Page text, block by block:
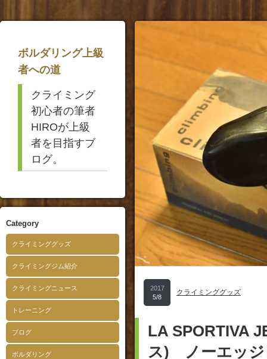
ボルダリング上級
者への道
クライミング
初心者の筆者
HIROが上級
者を目指すブ
ログ。
Category
クライミンググッズ
クライミングジム紹介
クライミングニュース
トレーニング
ブログ
ボルダリング
2017
5/8
クライミンググッズ
LA SPORTIVA
ス) ノーエッジ